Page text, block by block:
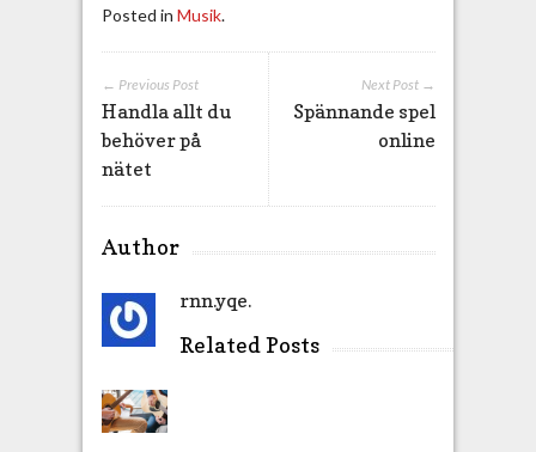
Posted in Musik.
Next Post →
Spännande spel
online
← Previous Post
Handla allt du
behöver på
nätet
Author
rnn.yqe.
Related Posts